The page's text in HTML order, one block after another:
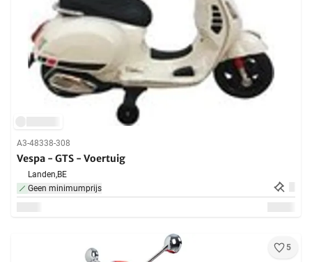
A3-48338-308
Vespa - GTS - Voertuig
Landen,BE
Geen minimumprijs
5